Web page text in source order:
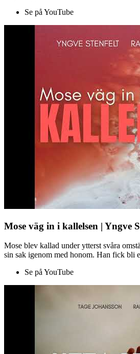
Se på YouTube
Mose väg in i kallelsen | Yngve
Mose blev kallad under ytterst svåra
sin sak igenom med honom. Han fick bli
Se på YouTube